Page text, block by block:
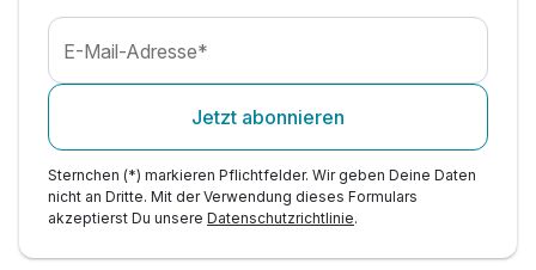
E-Mail-Adresse*
Jetzt abonnieren
Sternchen (*) markieren Pflichtfelder. Wir geben Deine Daten
nicht an Dritte. Mit der Verwendung dieses Formulars
akzeptierst Du unsere Datenschutzrichtlinie.